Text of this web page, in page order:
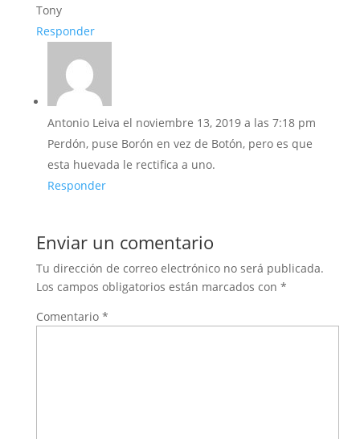
Tony
Responder
Antonio Leiva el noviembre 13, 2019 a las 7:18 pm
Perdón, puse Borón en vez de Botón, pero es que
esta huevada le rectifica a uno.
Responder
Enviar un comentario
Tu dirección de correo electrónico no será publicada.
Los campos obligatorios están marcados con *
Comentario *